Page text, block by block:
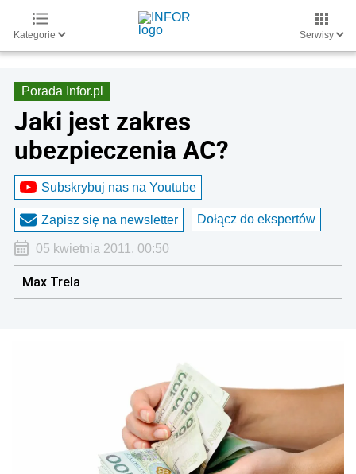
Kategorie Serwisy
Porada Infor.pl
Jaki jest zakres
ubezpieczenia AC?
Subskrybuj nas na Youtube
Zapisz się na newsletter Dołącz do ekspertów
05 kwietnia 2011, 00:50
Max Trela